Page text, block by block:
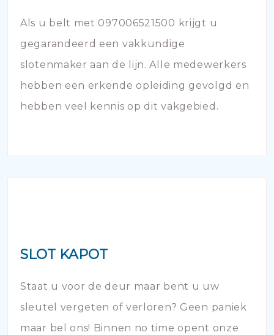
Als u belt met 097006521500 krijgt u
gegarandeerd een vakkundige
slotenmaker aan de lijn. Alle medewerkers
hebben een erkende opleiding gevolgd en
hebben veel kennis op dit vakgebied.
SLOT KAPOT
Staat u voor de deur maar bent u uw
sleutel vergeten of verloren? Geen paniek
maar bel ons! Binnen no time opent onze